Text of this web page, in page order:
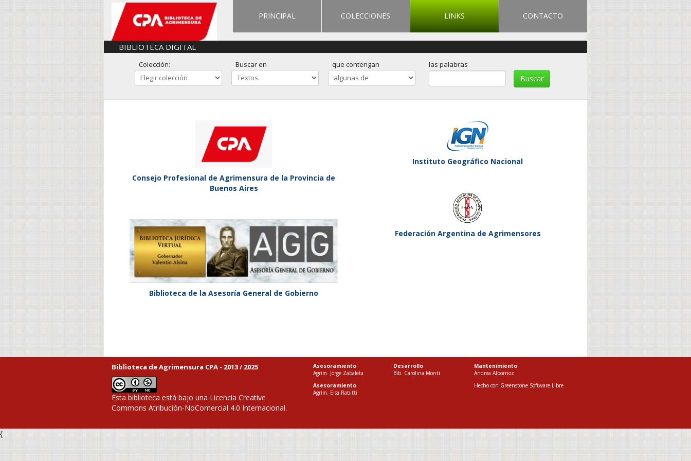
PRINCIPAL COLECCIONES LINKS CONTACTO
BIBLIOTECA DIGITAL
Colección: Buscar en que contengan las palabras
Consejo Profesional de Agrimensura de la Provincia de
Buenos Aires
Instituto Geográfico Nacional
Federación Argentina de Agrimensores
Biblioteca de la Asesoría General de Gobierno
Biblioteca de Agrimensura CPA - 2013 / 2025
Esta biblioteca está bajo una Licencia Creative
Commons Atribución-NoComercial 4.0 Internacional.
Asesoramiento
Agrim. Jorge Zabaleta
Asesoramiento
Agrim. Elsa Rabitti
Desarrollo
Bib. Carolina Monti
Mantenimiento
Andrea Albornoz
Hecho con Greenstone Software Libre
{